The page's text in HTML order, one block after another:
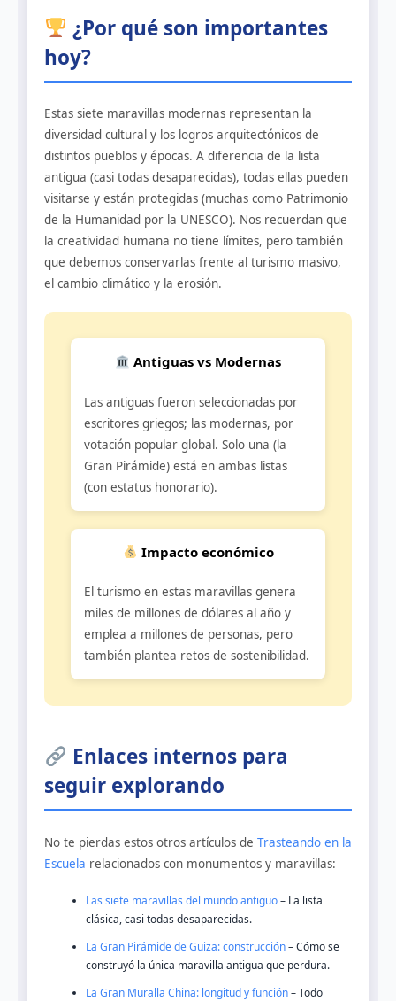
¿Por qué son importantes
hoy?
Estas siete maravillas modernas representan la
diversidad cultural y los logros arquitectónicos de
distintos pueblos y épocas. A diferencia de la lista
antigua (casi todas desaparecidas), todas ellas pueden
visitarse y están protegidas (muchas como Patrimonio
de la Humanidad por la UNESCO). Nos recuerdan que
la creatividad humana no tiene límites, pero también
que debemos conservarlas frente al turismo masivo,
el cambio climático y la erosión.
Antiguas vs Modernas
Las antiguas fueron seleccionadas por
escritores griegos; las modernas, por
votación popular global. Solo una (la
Gran Pirámide) está en ambas listas
(con estatus honorario).
Impacto económico
El turismo en estas maravillas genera
miles de millones de dólares al año y
emplea a millones de personas, pero
también plantea retos de sostenibilidad.
Enlaces internos para
seguir explorando
No te pierdas estos otros artículos de Trasteando en la
Escuela relacionados con monumentos y maravillas:
Las siete maravillas del mundo antiguo– La lista
clásica, casi todas desaparecidas.
La Gran Pirámide de Guiza: construcción– Cómo se
construyó la única maravilla antigua que perdura.
La Gran Muralla China: longitud y función– Todo